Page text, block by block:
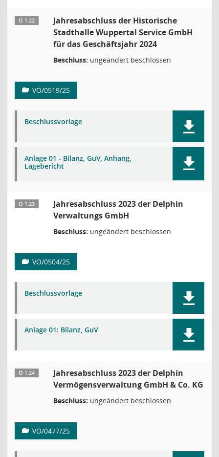
Ö 1.22
Jahresabschluss der Historische
Stadthalle Wuppertal Service GmbH
für das Geschäftsjahr 2024
Beschluss: ungeändert beschlossen
VO/0519/25
Beschlussvorlage
Anlage 01 - Bilanz, GuV, Anhang,
Lagebericht
Ö 1.23
Jahresabschluss 2023 der Delphin
Verwaltungs GmbH
Beschluss: ungeändert beschlossen
VO/0504/25
Beschlussvorlage
Anlage 01: Bilanz, GuV
Ö 1.24
Jahresabschluss 2023 der Delphin
Vermögensverwaltung GmbH & Co. KG
Beschluss: ungeändert beschlossen
VO/0477/25